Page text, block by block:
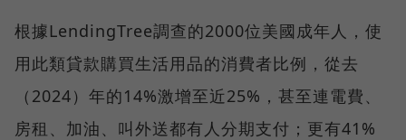
根據LendingTree調查的2000位美國成年人，使
用此類貸款購買生活用品的消費者比例，從去
（2024）年的14%激增至近25%，甚至連電費、
房租、加油、叫外送都有人分期支付；更有41%